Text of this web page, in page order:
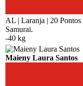
AL | Laranja | 20 Pontos
Samurai.
-40 kg
Maieny Laura Santos